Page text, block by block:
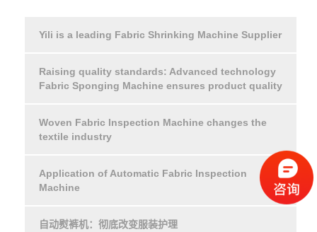
Yili is a leading Fabric Shrinking Machine Supplier
Raising quality standards: Advanced technology
Fabric Sponging Machine ensures product quality
Woven Fabric Inspection Machine changes the
textile industry
Application of Automatic Fabric Inspection
Machine
自动熨裤机：彻底改变服装护理